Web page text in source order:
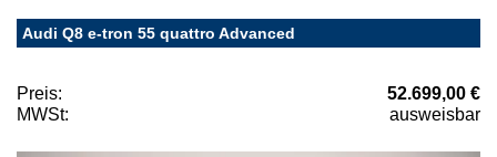
Audi Q8 e-tron 55 quattro Advanced
Preis:
52.699,00 €
MWSt:
ausweisbar